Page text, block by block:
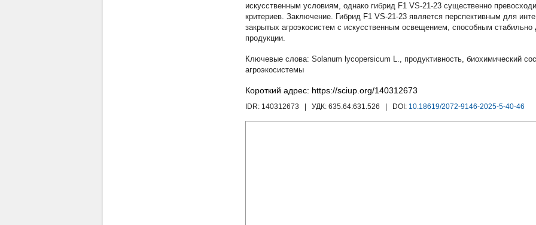
искусственным условиям, однако гибрид F1 VS-21-23 существенно
критериев. Заключение. Гибрид F1 VS-21-23 является перспективным для
закрытых агроэкосистем с искусственным освещением, способным стабильно
продукции.
Solanum lycopersicum L., продуктивность, биохимический
агроэкосистемы
Короткий адрес: https://sciup.org/140312673
IDR: 140312673 | УДК: 635.64:631.526 | DOI: 10.18619/2072-9146-2025-5-40-46